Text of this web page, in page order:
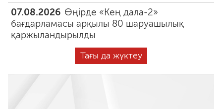
07.08.2026 Өңірде «Кең дала-2»
бағдарламасы арқылы 80 шаруашылық
қаржыландырылды
Тағы да жүктеу